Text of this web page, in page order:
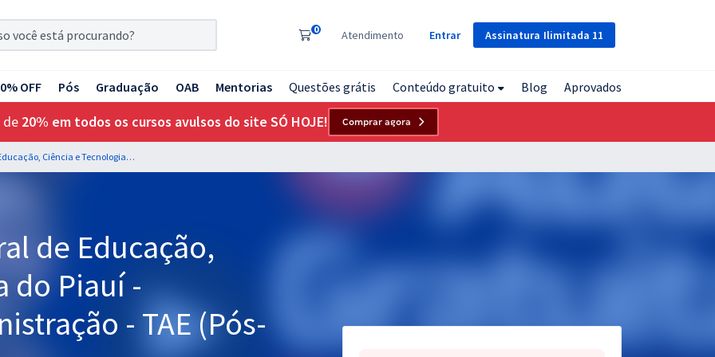
Assinatura Ilimitada 11
0 Atendimento Entrar
OFF Pós Graduação OAB Mentorias Questões grátis Conteúdo gratuito Blog Aprovados
de 20% em todos os cursos avulsos do site SÓ HOJE! Comprar agora
IFPI - Instituto Federal de Educação, Ciência e Tecnologia do Piauí - Assistente em Administração - TAE (Pós-Edital)
de Educação,
do Piauí -
- TAE (Pós-